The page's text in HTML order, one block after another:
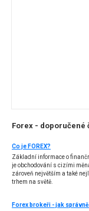
Forex - doporučené
Co je FOREX?
Základní informace o
je obchodování s cizími
zároveň největším a také
trhem na světě.
Forex brokeři - jak